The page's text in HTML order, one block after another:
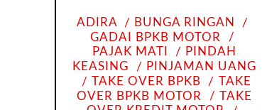
ADIRA
BUNGA RINGAN
GADAI BPKB MOTOR
PAJAK MATI
PINDAH
KEASING
PINJAMAN UANG
TAKE OVER BPKB
TAKE
OVER BPKB MOTOR
TAKE